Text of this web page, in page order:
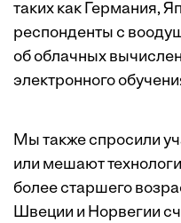
таких как Германия,
респонденты с
об облачных
электронного
Мы также спросили
или мешают
более старшего
Швеции и Норвегии